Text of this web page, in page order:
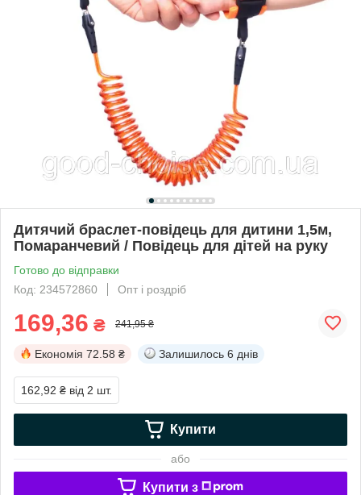
Дитячий браслет-повідець для дитини 1,5м,
Помаранчевий / Повідець для дітей на руку
Готово до відправки
Код: 234572860
Опт і роздріб
169,36 ₴ 241,95 ₴
Економія 72.58 ₴ Залишилось 6 днів
162,92 ₴ від 2 шт.
Купити
або
Купити з